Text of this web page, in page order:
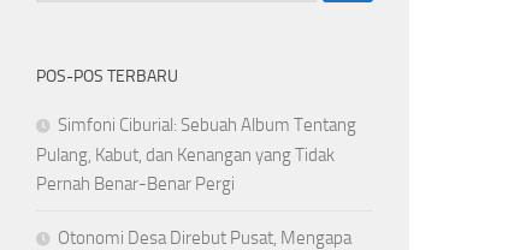
POS-POS TERBARU
Simfoni Ciburial: Sebuah Album Tentang
Pulang, Kabut, dan Kenangan yang Tidak
Pernah Benar-Benar Pergi
Otonomi Desa Direbut Pusat, Mengapa